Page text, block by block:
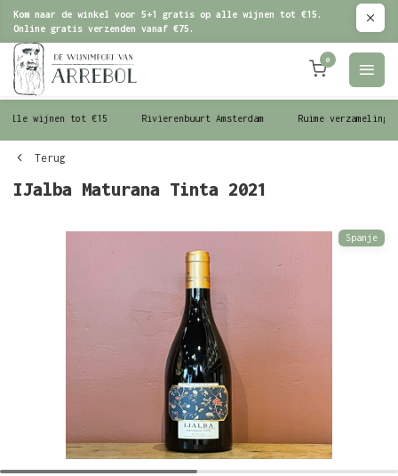
Kom naar de winkel voor 5+1 gratis op alle wijnen tot €15.
Online gratis verzenden vanaf €75.
0
wijnen tot €15 Rivierenbuurt Amsterdam Ruime verzameling
Terug
IJalba Maturana Tinta 2021
Spanje